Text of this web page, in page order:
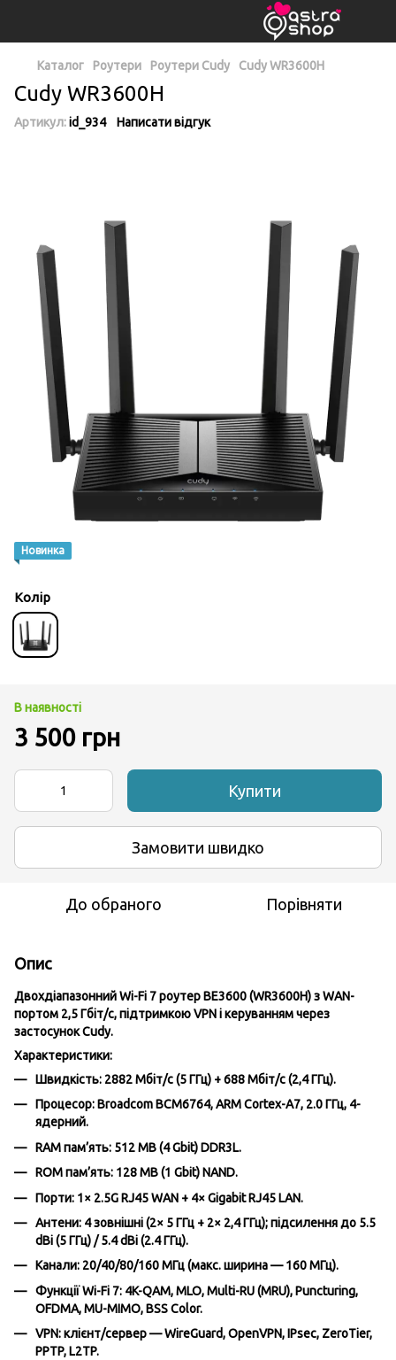
Каталог Роутери Роутери Cudy Cudy WR3600H
Cudy WR3600H
Артикул:id_934 Написати відгук
Новинка
Колір
В наявності
3 500 грн
Купити
Замовити швидко
До обраного Порівняти
Опис
Двохдіапазонний Wi-Fi 7 роутер BE3600 (WR3600H) з WAN-
портом 2,5 Гбіт/с, підтримкою VPN і керуванням через
застосунок Cudy.
Характеристики:
Швидкість: 2882 Мбіт/с (5 ГГц) + 688 Мбіт/с (2,4 ГГц).
Процесор:Broadcom BCM6764, ARM Cortex-A7, 2.0 ГГц, 4-
ядерний.
RAM пам’ять: 512 MB (4 Gbit) DDR3L.
ROM пам’ять: 128 MB (1 Gbit) NAND.
Порти: 1× 2.5G RJ45WAN + 4× Gigabit RJ45LAN.
Антени: 4 зовнішні (2× 5 ГГц + 2× 2,4 ГГц); підсилення до 5.5
dBi (5 ГГц) / 5.4 dBi (2.4 ГГц).
Канали: 20/40/80/160 МГц (макс. ширина — 160 МГц).
Функції Wi-Fi 7: 4K-QAM, MLO, Multi-RU (MRU), Puncturing,
OFDMA, MU-MIMO, BSS Color.
VPN:клієнт/сервер — WireGuard, OpenVPN, IPsec, ZeroTier,
PPTP, L2TP.